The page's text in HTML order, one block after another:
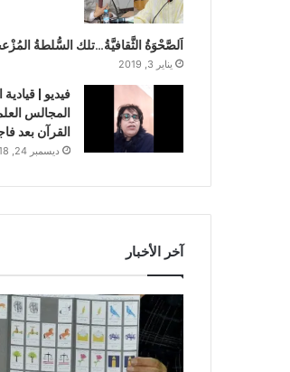
اَلصَّحْوَةُ الثَّقافيَّةُ…تلك السُّلطةُ
يناير 3, 2019
فيديو |
المجالس
القرآن بعد
ديسمبر 24, 2018
آخر الأخبار